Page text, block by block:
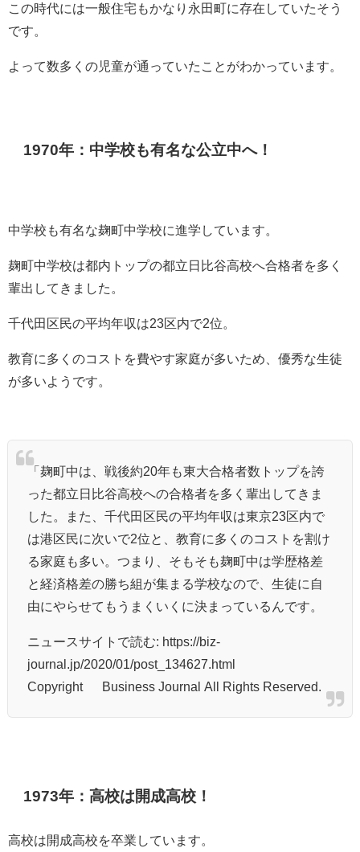
この時代には一般住宅もかなり永田町に存在していたそう
です。
よって数多くの児童が通っていたことがわかっています。
1970年：中学校も有名な公立中へ！
中学校も有名な麹町中学校に進学しています。
麹町中学校は都内トップの都立日比谷高校へ合格者を多く
輩出してきました。
千代田区民の平均年収は23区内で2位。
教育に多くのコストを費やす家庭が多いため、優秀な生徒
が多いようです。
「麹町中は、戦後約20年も東大合格者数トップを誇
った都立日比谷高校への合格者を多く輩出してきま
した。また、千代田区民の平均年収は東京23区内で
は港区民に次いで2位と、教育に多くのコストを割け
る家庭も多い。つまり、そもそも麹町中は学歴格差
と経済格差の勝ち組が集まる学校なので、生徒に自
由にやらせてもうまくいくに決まっているんです。
ニュースサイトで読む: https://biz-
journal.jp/2020/01/post_134627.html
Copyright © Business Journal All Rights Reserved.
1973年：高校は開成高校！
高校は開成高校を卒業しています。